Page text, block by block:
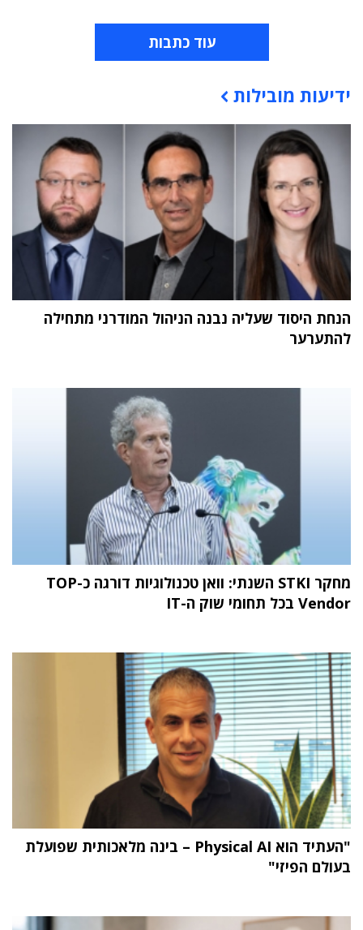
עוד כתבות
תוכן פרסומי
ידיעות מובילות
הנחת היסוד שעליה נבנה הניהול המודרני מתחילה
להתערער
מחקר STKI השנתי: וואן טכנולוגיות דורגה כ-TOP
Vendor בכל תחומי שוק ה-IT
"העתיד הוא Physical AI – בינה מלאכותית שפועלת
בעולם הפיזי"